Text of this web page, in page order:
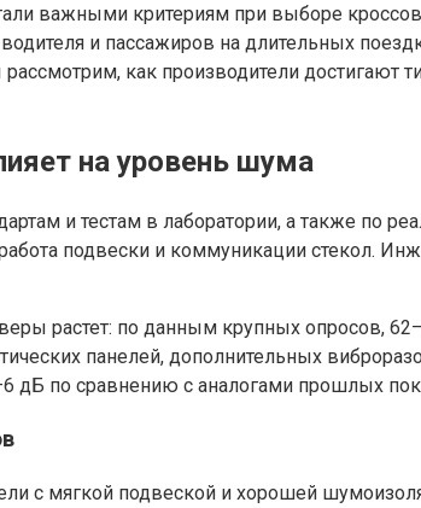
важными критериям при выборе
и пассажиров на длительных
как производители достигают
на уровень шума
и тестам в лаборатории, а также по
работа подвески и коммуникации стекол.
растет: по данным крупных опросов,
панелей, дополнительных
дБ по сравнению с аналогами прошлых
с мягкой подвеской и хорошей